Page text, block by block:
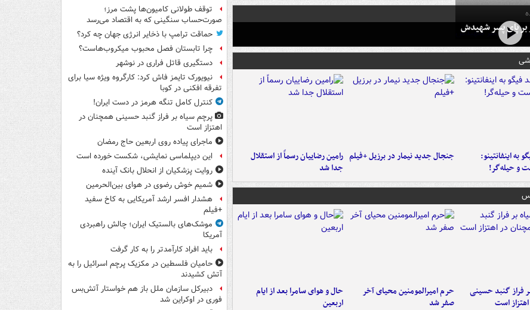
بر پای پسر شهیدش
به اینفانتینو:
و حیله‌گر!
جنجال جدید نیمار در برزیل +فیلم رامین رضاییان رسماً از استقلال
جدا شد
فراز گنبد حسینی
است
حرم امیرالمومنین محیای آخر
صفر شد
حال و هوای سامرا بعد از ایام
اربعین
توقف طولانی کامیون‌ها پشت مرز؛
صورت‌حساب سنگینی که به اقتصاد می‌رسد
حماقت ترامپ با ذخایر انرژی جهان چه کرد؟
چرا تابستان فصل محبوب میکروب‌هاست؟
دستگیری قاتل فراری در نوشهر
نیویورک تایمز فاش کرد: کارگروه ویژه سیا برای
تفرقه افکنی در کوبا
کنترل کامل تنگه هرمز در دست ایران!
پرچم سیاه بر فراز گنبد حسینی همچنان در
اهتزاز است
ماجرای پیاده روی اربعین حاج رمضان
این دیپلماسی نمایشی، شکست خورده است
روایت پزشکیان از انحلال بانک آینده
شمیم خوش رضوی در هوای بین‌الحرمین
هشدار افسر ارشد آمریکایی به کاخ سفید
+فیلم
موشک‌های بالستیک ایران؛ چالش راهبردی
آمریکا
باید افراد کارآمدتر را به کار گرفت
حامیان فلسطین در مکزیک پرچم اسرائیل را به
آتش کشیدند
دبیرکل سازمان ملل باز هم خواستار آتش‌بس
فوری در اوکراین شد